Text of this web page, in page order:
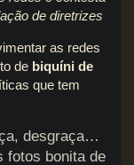
de diretrizes
as redes
de biquíni de
que tem
desgraça…
fotos bonita de